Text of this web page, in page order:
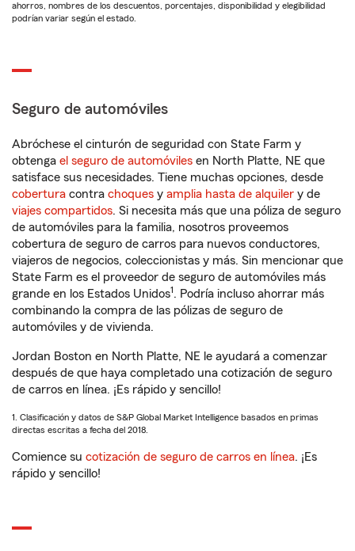
ahorros, nombres de los descuentos, porcentajes, disponibilidad y elegibilidad
podrían variar según el estado.
Seguro de automóviles
Abróchese el cinturón de seguridad con State Farm y
obtenga el seguro de automóviles en North Platte, NE que
satisface sus necesidades. Tiene muchas opciones, desde
cobertura contra choques y amplia hasta de alquiler y de
viajes compartidos. Si necesita más que una póliza de seguro
de automóviles para la familia, nosotros proveemos
cobertura de seguro de carros para nuevos conductores,
viajeros de negocios, coleccionistas y más. Sin mencionar que
State Farm es el proveedor de seguro de automóviles más
grande en los Estados Unidos1. Podría incluso ahorrar más
combinando la compra de las pólizas de seguro de
automóviles y de vivienda.
Jordan Boston en North Platte, NE le ayudará a comenzar
después de que haya completado una cotización de seguro
de carros en línea. ¡Es rápido y sencillo!
1. Clasificación y datos de S&P Global Market Intelligence basados en primas
directas escritas a fecha del 2018.
Comience su cotización de seguro de carros en línea. ¡Es
rápido y sencillo!